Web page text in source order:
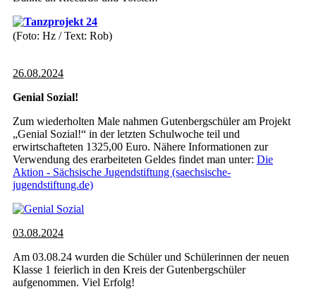
(Foto: Hz / Text: Rob)
26.08.2024
Genial Sozial!
Zum wiederholten Male nahmen Gutenbergschüler am Projekt
„Genial Sozial!“ in der letzten Schulwoche teil und
erwirtschafteten 1325,00 Euro. Nähere Informationen zur
Verwendung des erarbeiteten Geldes findet man unter: Die
Aktion - Sächsische Jugendstiftung (saechsische-
jugendstiftung.de)
03.08.2024
Am 03.08.24 wurden die Schüler und Schülerinnen der neuen
Klasse 1 feierlich in den Kreis der Gutenbergschüler
aufgenommen. Viel Erfolg!